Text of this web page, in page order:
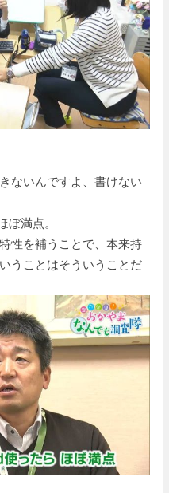
ないんですよ、書けない
満点。
性を補うことで、本来持
うことはそういうことだ